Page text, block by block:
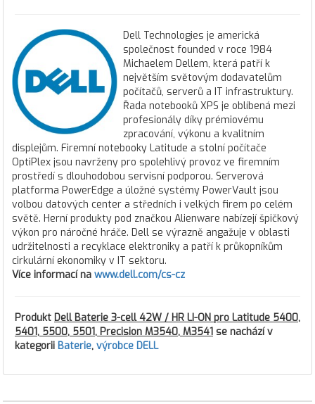
Dell Technologies je americká
společnost founded v roce 1984
Michaelem Dellem, která patří k
největším světovým dodavatelům
počítačů, serverů a IT infrastruktury.
Řada notebooků XPS je oblíbená mezi
profesionály díky prémiovému
zpracování, výkonu a kvalitním
displejům. Firemní notebooky Latitude a stolní počítače
OptiPlex jsou navrženy pro spolehlivý provoz ve firemním
prostředí s dlouhodobou servisní podporou. Serverová
platforma PowerEdge a úložné systémy PowerVault jsou
volbou datových center a středních i velkých firem po celém
světě. Herní produkty pod značkou Alienware nabízejí špičkový
výkon pro náročné hráče. Dell se výrazně angažuje v oblasti
udržitelnosti a recyklace elektroniky a patří k průkopníkům
cirkulární ekonomiky v IT sektoru.
Více informací na www.dell.com/cs-cz
Produkt Dell Baterie 3-cell 42W / HR LI-ON pro Latitude 5400,
5401, 5500, 5501, Precision M3540, M3541 se nachází v
kategorii Baterie, výrobce DELL